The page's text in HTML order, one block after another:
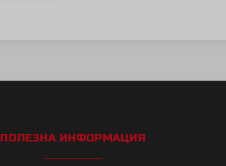
ПОЛЕЗНА ИНФОРМАЦИЯ